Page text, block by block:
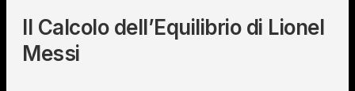
Il Calcolo dell’Equilibrio di Lionel
Messi